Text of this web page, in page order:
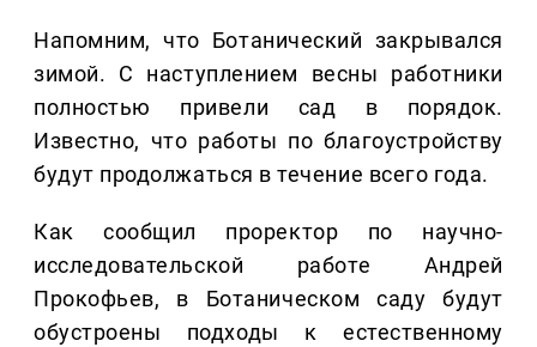
Напомним, что Ботанический закрывался
зимой. С наступлением весны работники
полностью привели сад в порядок.
Известно, что работы по благоустройству
будут продолжаться в течение всего года.
Как сообщил проректор по научно-
исследовательской работе Андрей
Прокофьев, в Ботаническом саду будут
обустроены подходы к естественному